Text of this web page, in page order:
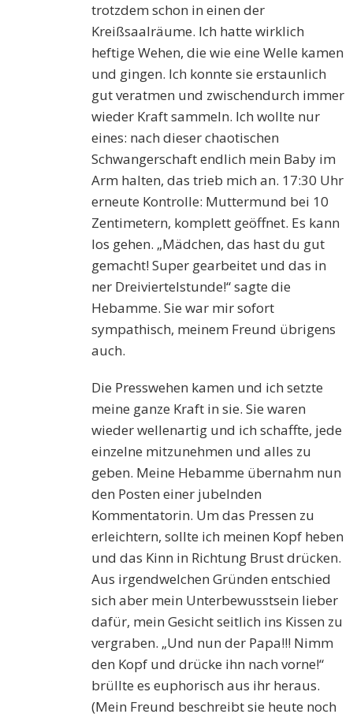
trotzdem schon in einen der
Kreißsaalräume. Ich hatte wirklich
heftige Wehen, die wie eine Welle kamen
und gingen. Ich konnte sie erstaunlich
gut veratmen und zwischendurch immer
wieder Kraft sammeln. Ich wollte nur
eines: nach dieser chaotischen
Schwangerschaft endlich mein Baby im
Arm halten, das trieb mich an. 17:30 Uhr
erneute Kontrolle: Muttermund bei 10
Zentimetern, komplett geöffnet. Es kann
los gehen. „Mädchen, das hast du gut
gemacht! Super gearbeitet und das in
ner Dreiviertelstunde!“ sagte die
Hebamme. Sie war mir sofort
sympathisch, meinem Freund übrigens
auch.
Die Presswehen kamen und ich setzte
meine ganze Kraft in sie. Sie waren
wieder wellenartig und ich schaffte, jede
einzelne mitzunehmen und alles zu
geben. Meine Hebamme übernahm nun
den Posten einer jubelnden
Kommentatorin. Um das Pressen zu
erleichtern, sollte ich meinen Kopf heben
und das Kinn in Richtung Brust drücken.
Aus irgendwelchen Gründen entschied
sich aber mein Unterbewusstsein lieber
dafür, mein Gesicht seitlich ins Kissen zu
vergraben. „Und nun der Papa!!! Nimm
den Kopf und drücke ihn nach vorne!“
brüllte es euphorisch aus ihr heraus.
(Mein Freund beschreibt sie heute noch